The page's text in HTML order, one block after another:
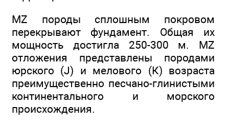
MZ породы сплошным покровом
перекрывают фундамент. Общая их
мощность достигла 250-300 м. MZ
отложения представлены породами
юрского (J) и мелового (К) возраста
преимущественно песчано-глинистыми
континентального и морского
происхождения.